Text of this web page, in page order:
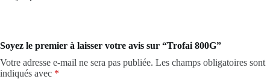
Soyez le premier à laisser votre avis sur “Trofai 800G”
Votre adresse e-mail ne sera pas publiée. Les champs obligatoires sont
indiqués avec *